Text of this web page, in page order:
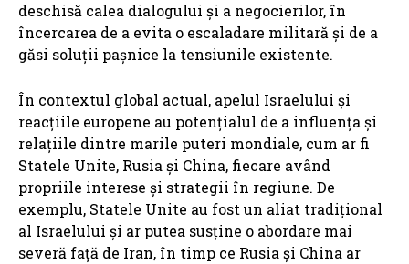
deschisă calea dialogului și a negocierilor, în
încercarea de a evita o escaladare militară și de a
găsi soluții pașnice la tensiunile existente.
În contextul global actual, apelul Israelului și
reacțiile europene au potențialul de a influența și
relațiile dintre marile puteri mondiale, cum ar fi
Statele Unite, Rusia și China, fiecare având
propriile interese și strategii în regiune. De
exemplu, Statele Unite au fost un aliat tradițional
al Israelului și ar putea susține o abordare mai
severă față de Iran, în timp ce Rusia și China ar